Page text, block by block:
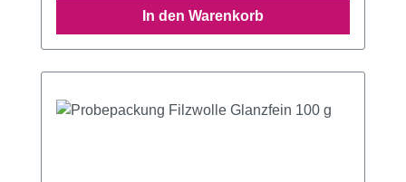
In den Warenkorb